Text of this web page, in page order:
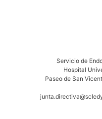
Servicio de
Hospital
Paseo de San